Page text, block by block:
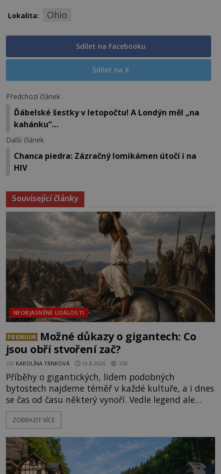
Lokalita: Ohio
Sdílet na Facebooku
Sdílet na X
Předchozí článek
Ďábelské šestky v letopočtu! A Londýn měl „na
kahánku“…
Další článek
Chanca piedra: Zázračný lomikámen útočí i na
HIV
Související články
NEOBJASNĚNÉ UDÁLOSTI
PREMIUM
Možné důkazy o gigantech: Co
jsou obří stvoření zač?
OD KAROLÍNA TRNKOVÁ 10.8.2026 350
Příběhy o gigantických, lidem podobných
bytostech najdeme téměř v každé kultuře, a i dnes
se čas od času některý vynoří. Vedle legend ale
existuje také mnoho artefaktů, staveb či dokonce
očitých svědectví, které údajně dokazují, že obři
Prozkoumejte je společně s ENIGMOU! [gallery
ZOBRAZIT VÍCE